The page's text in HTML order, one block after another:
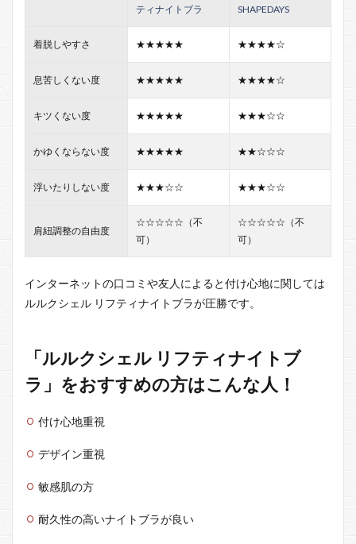
ティナイトブラ
SHAPEDAYS
着脱しやすさ ★★★★★ ★★★★☆
息苦しくない度 ★★★★★ ★★★★☆
キツくない度 ★★★★★ ★★★☆☆
かゆくならない度 ★★★★★ ★★☆☆☆
浮いたりしない度 ★★★☆☆ ★★★☆☆
肩紐調整の自由度
☆☆☆☆☆（不
可）
☆☆☆☆☆（不
可）
インターネットの口コミや友人によると付け心地に関しては
ルルクシェル リフティナイトブラが圧勝です。
「ルルクシェル リフティナイトブ
ラ」をおすすめの方はこんな人！
付け心地重視
デザイン重視
敏感肌の方
耐久性の高いナイトブラが良い